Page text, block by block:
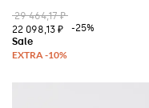
29 464,17 ₽
22 098,13 ₽
-25%